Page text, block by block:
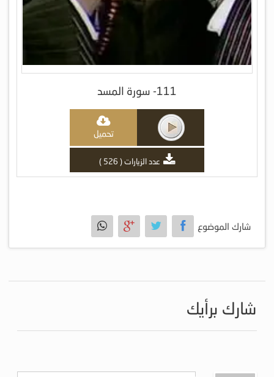
111- سورة المسد
تحميل
عدد الزيارات ( 526 )
شارك الموضوع
شارك برأيك